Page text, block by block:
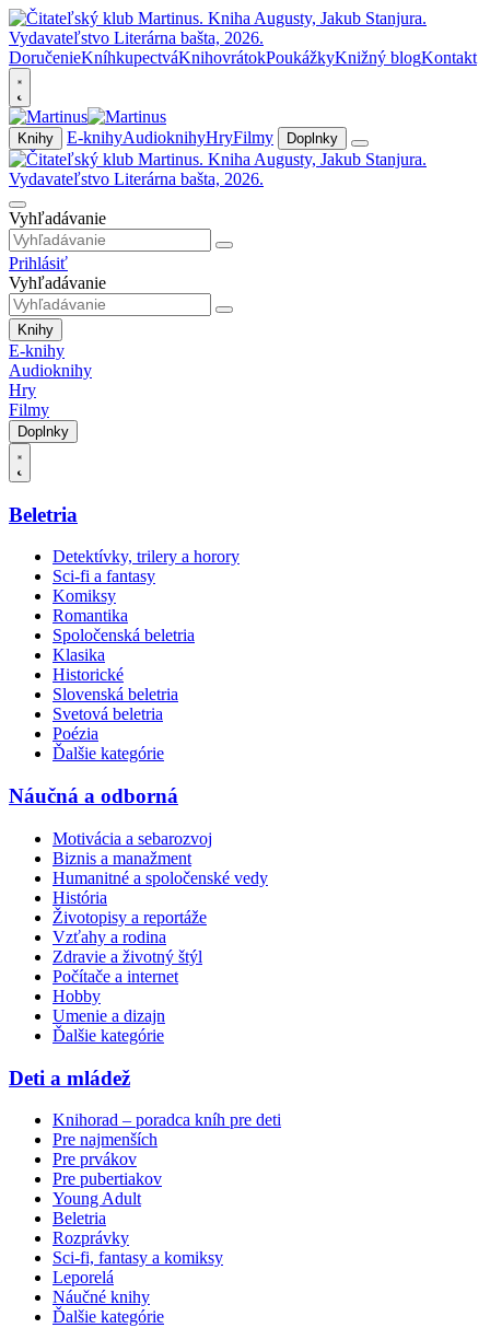
DoručenieKníhkupectváKnihovrátokPoukážkyKnižný blogKontakt
Knihy E-knihyAudioknihyHryFilmy Doplnky
Vyhľadávanie
Prihlásiť
Vyhľadávanie
Knihy
E-knihy
Audioknihy
Hry
Filmy
Doplnky
Beletria
Detektívky, trilery a horory
Sci-fi a fantasy
Komiksy
Romantika
Spoločenská beletria
Klasika
Historické
Slovenská beletria
Svetová beletria
Poézia
Ďalšie kategórie
Náučná a odborná
Motivácia a sebarozvoj
Biznis a manažment
Humanitné a spoločenské vedy
História
Životopisy a reportáže
Vzťahy a rodina
Zdravie a životný štýl
Počítače a internet
Hobby
Umenie a dizajn
Ďalšie kategórie
Deti a mládež
Knihorad – poradca kníh pre deti
Pre najmenších
Pre prvákov
Pre pubertiakov
Young Adult
Beletria
Rozprávky
Sci-fi, fantasy a komiksy
Leporelá
Náučné knihy
Ďalšie kategórie